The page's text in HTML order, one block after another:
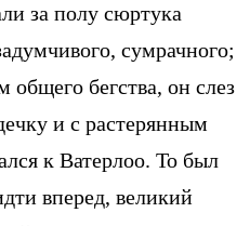
за полу сюртука
сумрачного;
общего бегства, он слез
и с растерянным
к Ватерлоо. То был
вперед, великий